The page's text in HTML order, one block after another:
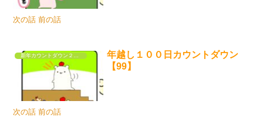
次の話 前の話
年越し１００日カウントダウン
【99】
次の話 前の話